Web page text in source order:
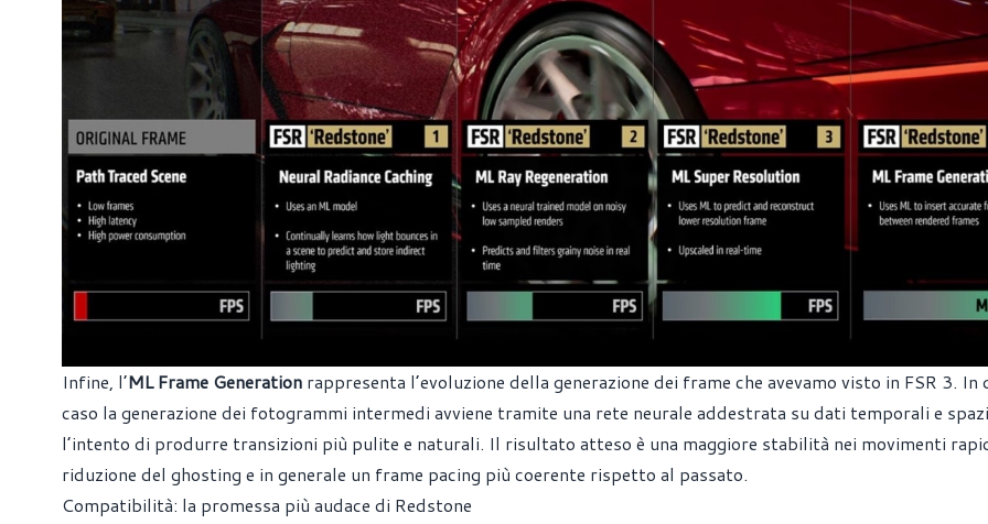
Infine, l’ML Frame Generation rappresenta l’evoluzione della generazione dei frame che avevamo visto in FSR 3. In
caso la generazione dei fotogrammi intermedi avviene tramite una rete neurale addestrata su dati temporali e
l’intento di produrre transizioni più pulite e naturali. Il risultato atteso è una maggiore stabilità nei movimenti
riduzione del ghosting e in generale un frame pacing più coerente rispetto al passato.
Compatibilità: la promessa più audace di Redstone